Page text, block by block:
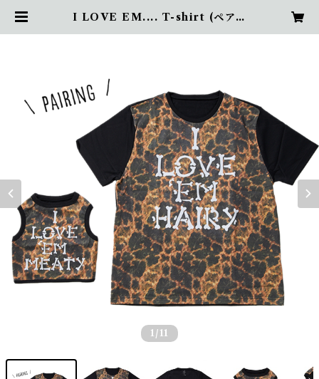
I LOVE EM.... T-shirt (ペアリ
1 /11